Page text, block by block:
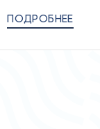
ПОДРОБНЕЕ